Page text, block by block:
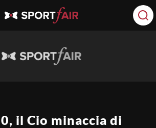
il Cio minaccia di